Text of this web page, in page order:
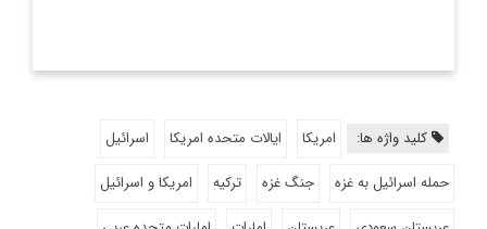
کلید واژه ها: امریکا ایالات متحده امریکا
اسرائیل
حمله اسرائیل به غزه
جنگ غزه ترکیه
امریکا و اسرائیل